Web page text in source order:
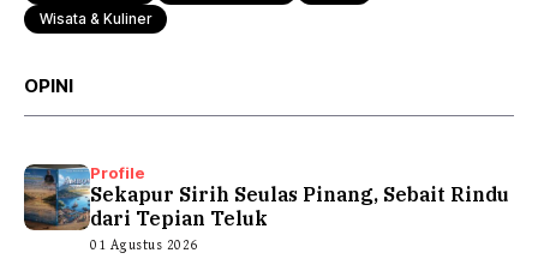
Wisata & Kuliner
OPINI
Profile
Sekapur Sirih Seulas Pinang, Sebait Rindu
dari Tepian Teluk
01 Agustus 2026